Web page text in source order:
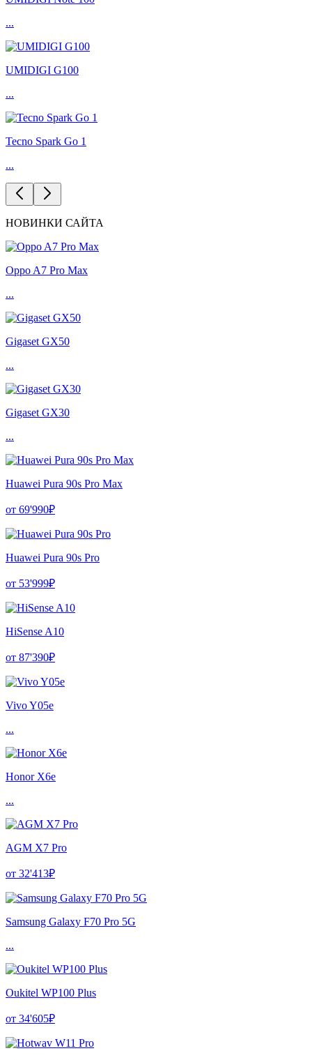
...
UMIDIGI G100
...
Tecno Spark Go 1
...
НОВИНКИ САЙТА
Oppo A7 Pro Max
...
Gigaset GX50
...
Gigaset GX30
...
Huawei Pura 90s Pro Max
от 69'990₽
Huawei Pura 90s Pro
от 53'999₽
HiSense A10
от 87'390₽
Vivo Y05e
...
Honor X6e
...
AGM X7 Pro
от 32'413₽
Samsung Galaxy F70 Pro 5G
...
Oukitel WP100 Plus
от 34'605₽